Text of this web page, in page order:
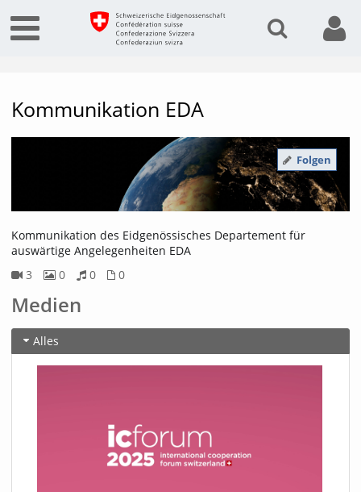
Kommunikation EDA
Folgen
Kommunikation des Eidgenössisches Departement für
auswärtige Angelegenheiten EDA
3
0
0
0
Medien
Alles